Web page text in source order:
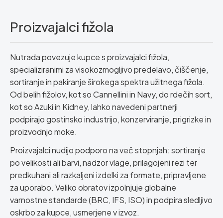
Proizvajalci fižola
Nutrada povezuje kupce s proizvajalci fižola,
specializiranimi za visokozmogljivo predelavo, čiščenje,
sortiranje in pakiranje širokega spektra užitnega fižola.
Od belih fižolov, kot so Cannellini in Navy, do rdečih sort,
kot so Azuki in Kidney, lahko navedeni partnerji
podpirajo gostinsko industrijo, konzerviranje, prigrizke in
proizvodnjo moke.
Proizvajalci nudijo podporo na več stopnjah: sortiranje
po velikosti ali barvi, nadzor vlage, prilagojeni rezi ter
predkuhani ali razkaljeni izdelki za formate, pripravljene
za uporabo. Veliko obratov izpolnjuje globalne
varnostne standarde (BRC, IFS, ISO) in podpira sledljivo
oskrbo za kupce, usmerjene v izvoz.